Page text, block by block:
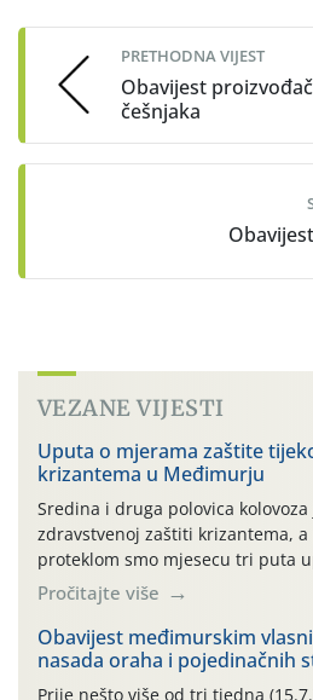
navigation
PRETHODNA VIJEST
Obavijest
češnjaka
VEZANE VIJESTI
Uputa o mjerama zaštite
krizantema u Međimurju
Sredina i druga polovica
zdravstvenoj zaštiti krizantema,
proteklom smo mjesecu tri puta
preventivnim mjerama zaštite
uzročnika bolesti, štetnika i fito-
06.7.)! Na početku ovog mjeseca
povijesno i ekstremno vruće
najviše temperature […]
Pročitajte više
Obavijest međimurskim
nasada oraha i pojedinačnih
Prije nešto više od tri tjedna